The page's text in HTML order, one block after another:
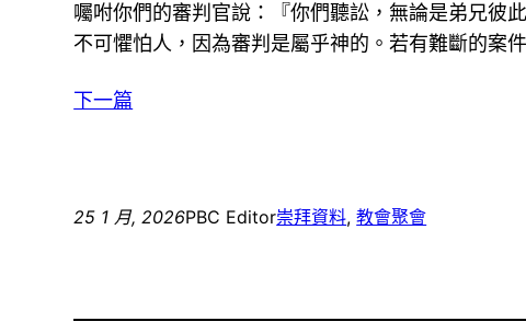
囑咐你們的審判官說：『你們聽訟，無論是弟兄彼
不可懼怕人，因為審判是屬乎神的。若有難斷的案
下一篇
25 1 月, 2026PBC Editor崇拜資料, 教會聚會